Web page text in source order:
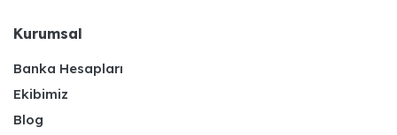
Kurumsal
Banka Hesapları
Ekibimiz
Blog